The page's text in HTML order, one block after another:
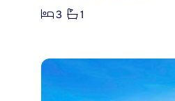
3
1